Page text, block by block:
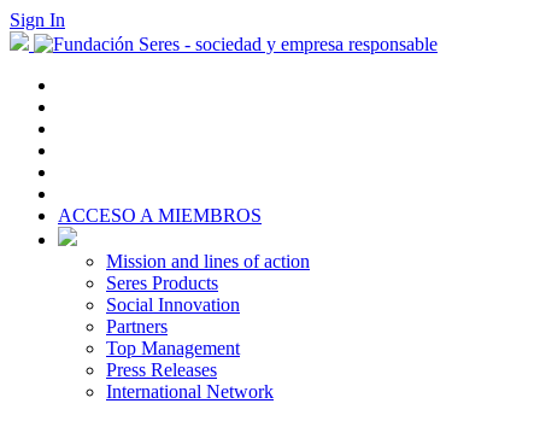
Sign In
ACCESO A MIEMBROS
Mission and lines of action
Seres Products
Social Innovation
Partners
Top Management
Press Releases
International Network